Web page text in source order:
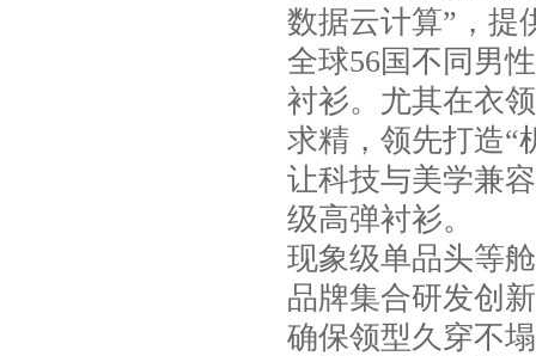
数据云计算”，提
全球56国不同男
衬衫。尤其在衣
求精，领先打造“
让科技与美学兼
级高弹衬衫。
现象级单品头等
品牌集合研发创
确保领型久穿不